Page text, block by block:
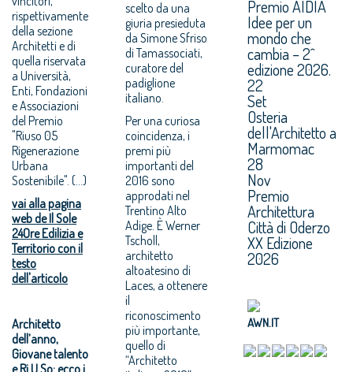
rispettivamente
della sezione
Architetti e di
quella riservata
a Università,
Enti, Fondazioni
e Associazioni
del Premio
"Riuso 05
Rigenerazione
Urbana
Sostenibile". (...)
vai alla pagina
web de Il Sole
24Ore Edilizia e
Territorio con il
testo
dell'articolo
Architetto
dell’anno,
Giovane talento
e Ri.U.So: ecco i
scelto da una
giuria presieduta
da Simone Sfriso
di Tamassociati,
curatore del
padiglione
italiano.
Per una curiosa
coincidenza, i
premi più
importanti del
2016 sono
approdati nel
Trentino Alto
Adige. È Werner
Tscholl,
architetto
altoatesino di
Laces, a ottenere
il
riconoscimento
più importante,
quello di
“Architetto
Premio AIDIA
Idee per un
mondo che
cambia – 2^
edizione 2026.
22
Set
Osteria
dell'Architetto a
Marmomac
28
Nov
Premio
Architettura
Città di Oderzo
XX Edizione
2026
AWN.IT